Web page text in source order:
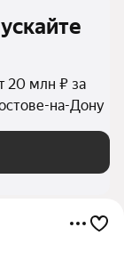
20 млн ₽ за
на-Дону